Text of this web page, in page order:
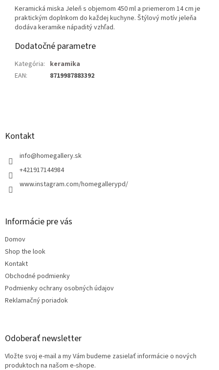
Keramická miska Jeleň s objemom 450 ml a priemerom 14 cm je
praktickým doplnkom do každej kuchyne. Štýlový motív jeleňa
dodáva keramike nápaditý vzhľad.
Dodatočné parametre
Kategória: keramika
EAN: 8719987883392
Kontakt
info@homegallery.sk
+421917144984
www.instagram.com/homegallerypd/
Informácie pre vás
Domov
Shop the look
Kontakt
Obchodné podmienky
Podmienky ochrany osobných údajov
Reklamačný poriadok
Odoberať newsletter
Vložte svoj e-mail a my Vám budeme zasielať informácie o nových
produktoch na našom e-shope.